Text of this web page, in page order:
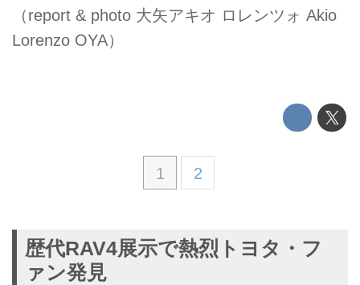
（report & photo 大矢アキオ ロレンツォ Akio
Lorenzo OYA）
1 2
歴代RAV4展示で熱烈トヨタ・フ
ァン発見